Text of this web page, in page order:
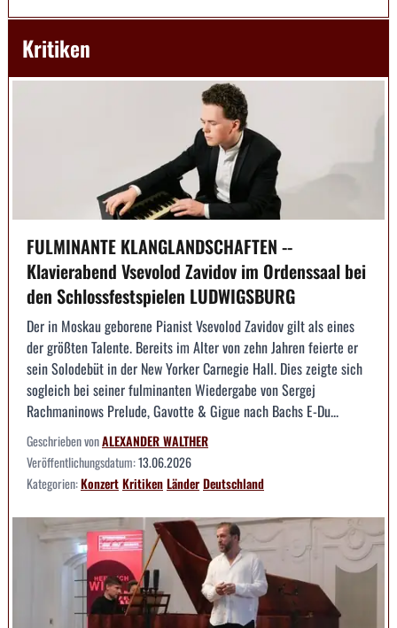
Kritiken
FULMINANTE KLANGLANDSCHAFTEN --
Klavierabend Vsevolod Zavidov im Ordenssaal bei
den Schlossfestspielen LUDWIGSBURG
Der in Moskau geborene Pianist Vsevolod Zavidov gilt als eines
der größten Talente. Bereits im Alter von zehn Jahren feierte er
sein Solodebüt in der New Yorker Carnegie Hall. Dies zeigte sich
sogleich bei seiner fulminanten Wiedergabe von Sergej
Rachmaninows Prelude, Gavotte & Gigue nach Bachs E-Du...
Geschrieben vonALEXANDER WALTHER
Veröffentlichungsdatum:13.06.2026
Kategorien:KonzertKritikenLänderDeutschland